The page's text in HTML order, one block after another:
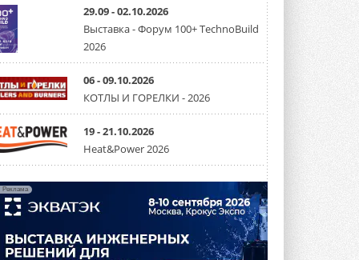
Уже через месяц в России
можно будет устанавливать
солнечные панели в МКД
С 1 сентября снимается запрет на
микрогенерацию в многоквартирных ...
30 ИЮЛЯ 2026
Канальные вентиляторы с ЕС-
двигателями Sysimple TRS EC
Poti
прямоугольный канальный ...
30 ИЮЛЯ 2026
Краска для окон: как выбрать
растрескается после первой
зимы
29.09 - 02.10.2026
Выставка - Форум 100+ TechnoBuild
2026
06 - 09.10.2026
КОТЛЫ И ГОРЕЛКИ - 2026
19 - 21.10.2026
Heat&Power 2026
Реклама